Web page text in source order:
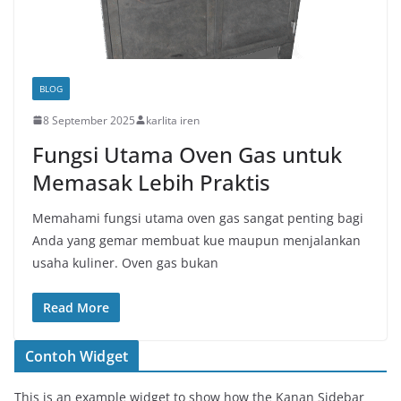
BLOG
8 September 2025 karlita iren
Fungsi Utama Oven Gas untuk
Memasak Lebih Praktis
Memahami fungsi utama oven gas sangat penting bagi
Anda yang gemar membuat kue maupun menjalankan
usaha kuliner. Oven gas bukan
Read More
Contoh Widget
This is an example widget to show how the Kanan Sidebar